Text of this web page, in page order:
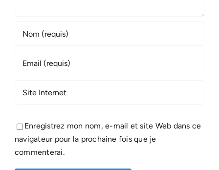
Enregistrez mon nom, e-mail et site Web dans ce
navigateur pour la prochaine fois que je
commenterai.